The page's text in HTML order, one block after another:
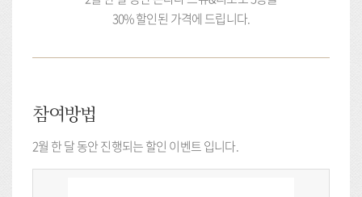
30% 할인된 가격에 드립니다.
참여방법
2월 한 달 동안 진행되는 할인 이벤트 입니다.